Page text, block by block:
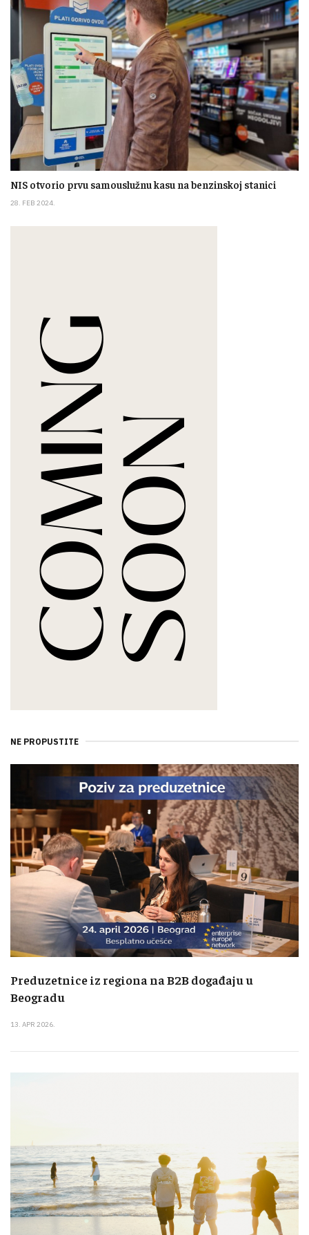
NIS otvorio prvu samouslužnu kasu na benzinskoj stanici
28. FEB 2024.
NE PROPUSTITE
Preduzetnice iz regiona na B2B događaju u
Beogradu
13. APR 2026.